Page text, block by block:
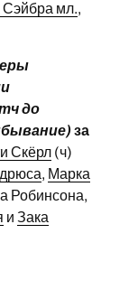
Сэйбра мл.,
до
за
Скёрл(ч)
, Марка
Робинсона,
и Зака